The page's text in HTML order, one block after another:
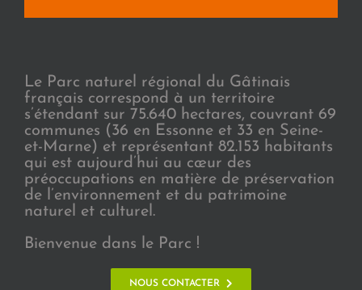
Le Parc naturel régional du Gâtinais
français correspond à un territoire
s’étendant sur 75.640 hectares, couvrant 69
communes (36 en Essonne et 33 en Seine-
et-Marne) et représentant 82.153 habitants
qui est aujourd’hui au cœur des
préoccupations en matière de préservation
de l’environnement et du patrimoine
naturel et culturel.
Bienvenue dans le Parc !
NOUS CONTACTER